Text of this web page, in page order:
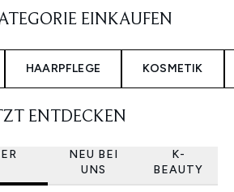
EINKAUFEN
HAARPFLEGE KOSMETIK
ENTDECKEN
NEU BEI
UNS
K-
BEAUTY